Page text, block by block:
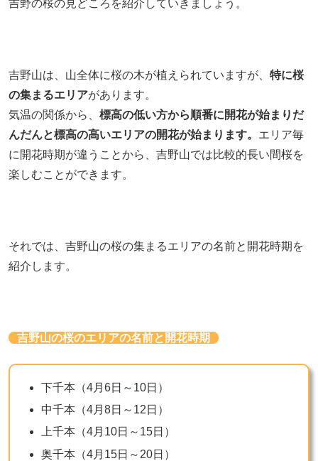
吉野の桜の見どころを紹介していきましょう。
吉野山は、山全体に桜の木が植えられていますが、 特に桜
の集まるエリアがあります。
気温の関係から、 標高の低い方から順番に開花が始まりだ
んだんと標高の高いエリアの開花が始まります。 エリア毎
に開花時期が違うことから、吉野山では比較的長い間桜を
楽しむことができます。
それでは、吉野山の桜の集まるエリアの名前と開花時期を
紹介します。
吉野山の桜のエリアの名前と開花時期
下千本（4月6日～10日）
中千本（4月8日～12日）
上千本（4月10日～15日）
奥千本（4月15日～20日）